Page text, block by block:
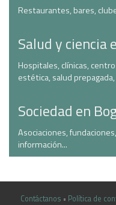
Restaurantes, bares,
Salud y ciencia
Hospitales, clínicas,
estética, salud
Sociedad en
Asociaciones,
información...
Contáctanos • Política de